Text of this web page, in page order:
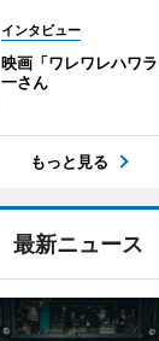
インタビュー
映画「ワレワレハワ
一さん
もっと見る
最新ニュース